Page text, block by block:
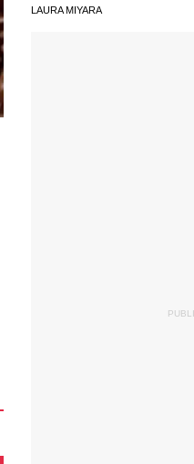
LAURA MIYARA